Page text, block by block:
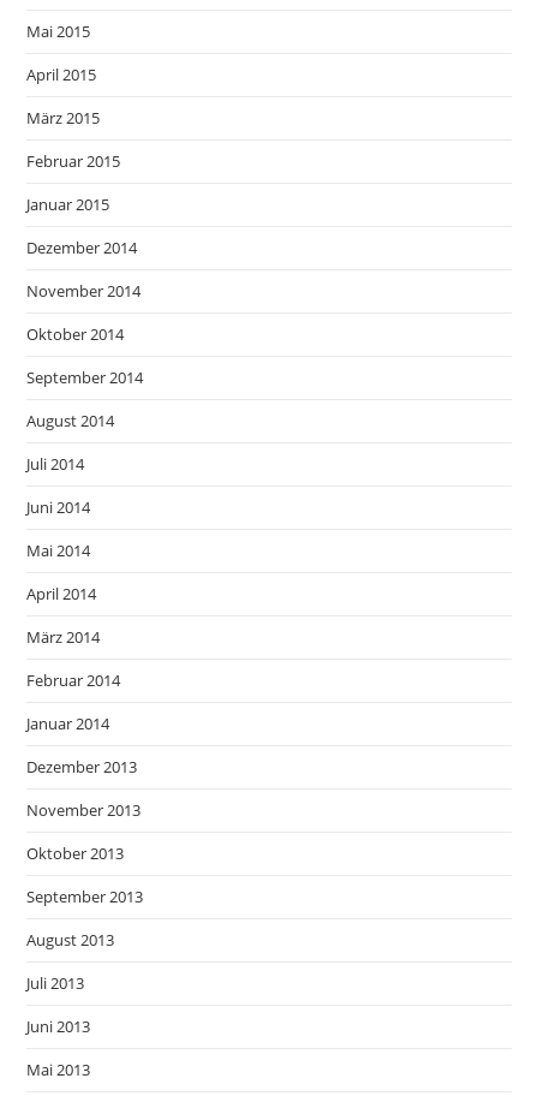
Mai 2015
April 2015
März 2015
Februar 2015
Januar 2015
Dezember 2014
November 2014
Oktober 2014
September 2014
August 2014
Juli 2014
Juni 2014
Mai 2014
April 2014
März 2014
Februar 2014
Januar 2014
Dezember 2013
November 2013
Oktober 2013
September 2013
August 2013
Juli 2013
Juni 2013
Mai 2013